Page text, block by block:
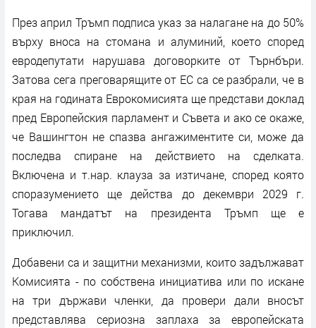
През април Тръмп подписа указ за налагане на до 50%
върху вноса на стомана и алуминий, което според
евродепутати нарушава договорките от Търнбъри.
Затова сега преговарящите от ЕС са се разбрали, че в
края на годината Еврокомисията ще представи доклад
пред Европейския парламент и Съвета и ако се окаже,
че Вашингтон не спазва ангажиментите си, може да
последва спиране на действието на сделката.
Включена и т.нар. клауза за изтичане, според която
споразумението ще действа до декември 2029 г.
Тогава мандатът на президента Тръмп ще е
приключил.
Добавени са и защитни механизми, които задължават
Комисията - по собствена инициатива или по искане
на три държави членки, да провери дали вносът
представлява сериозна заплаха за европейската